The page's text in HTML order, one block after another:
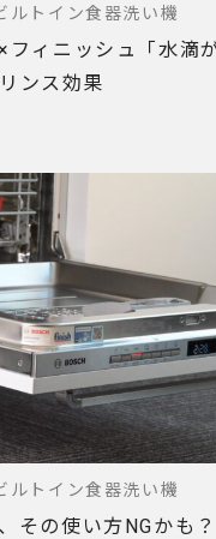
トイン食器洗い機
ィニッシュ「水滴
ンス効果
トイン食器洗い機
その使い方NGかも？